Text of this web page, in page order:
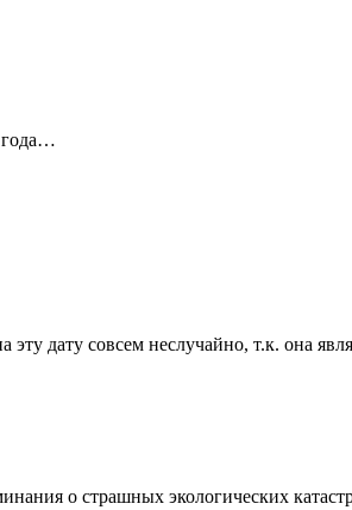
года…
дату совсем неслучайно, т.к. она
о страшных экологических